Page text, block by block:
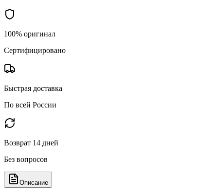
100% оригинал
Сертифицировано
Быстрая доставка
По всей России
Возврат 14 дней
Без вопросов
Описание